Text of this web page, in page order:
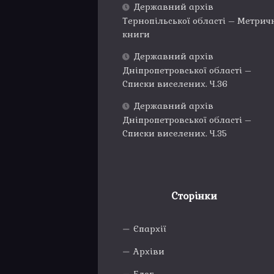
Державний архів
Тернопільської області –
книги
Державний архів
Дніпропетровської області –
Списки виселених. Ч.36
Державний архів
Дніпропетровської області –
Списки виселених. Ч.35
Сторінки
Єпархії
Архіви